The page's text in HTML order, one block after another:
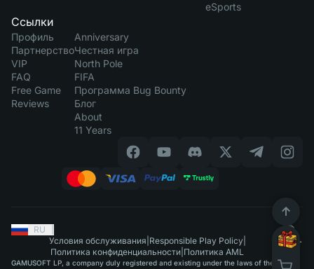
eSports
Ссылки
Профиль
Партнерство
VIP
FAQ
Free Game
Reviews
Anniversary
Честная игра
North Pole
FIFA
Программа Bug Bounty
Блог
About
11 Years
RU
Условия обслуживания Responsible Play Policy|
Политика конфиденциальности Политика AML
GAMUSOFT LP, a company duly registered and existing under the laws of the